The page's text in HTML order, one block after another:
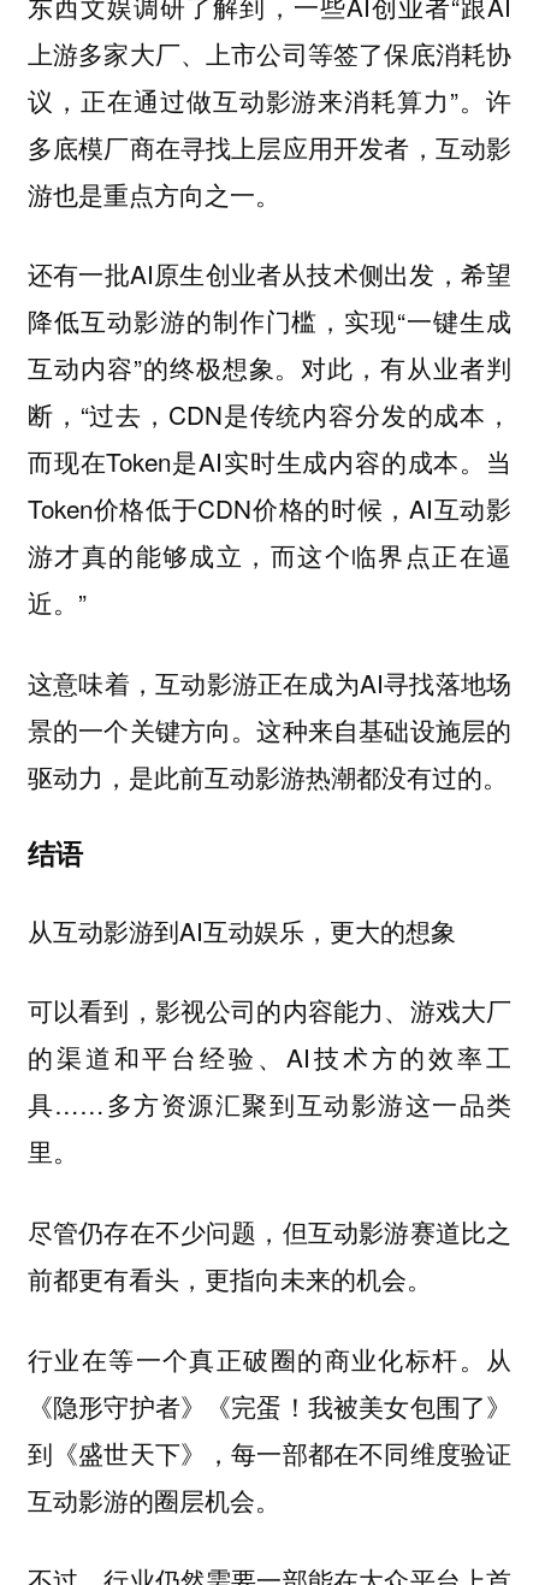
上游多家大厂、上市公司等签了保底消耗协
议，正在通过做互动影游来消耗算力”。许
多底模厂商在寻找上层应用开发者，互动影
游也是重点方向之一。
还有一批AI原生创业者从技术侧出发，希望
降低互动影游的制作门槛，实现“一键生成
互动内容”的终极想象。对此，有从业者判
断，“过去，CDN是传统内容分发的成本，
而现在Token是AI实时生成内容的成本。当
Token价格低于CDN价格的时候，AI互动影
游才真的能够成立，而这个临界点正在逼
近。”
这意味着，互动影游正在成为AI寻找落地场
景的一个关键方向。这种来自基础设施层的
驱动力，是此前互动影游热潮都没有过的。
结语
从互动影游到AI互动娱乐，更大的想象
可以看到，影视公司的内容能力、游戏大厂
的渠道和平台经验、AI技术方的效率工
具……多方资源汇聚到互动影游这一品类
里。
尽管仍存在不少问题，但互动影游赛道比之
前都更有看头，更指向未来的机会。
行业在等一个真正破圈的商业化标杆。从
《隐形守护者》《完蛋！我被美女包围了》
到《盛世天下》，每一部都在不同维度验证
互动影游的圈层机会。